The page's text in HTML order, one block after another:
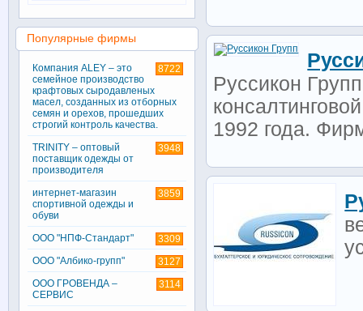
Руссикон
1992 года.
Популярные фирмы
8722
Компания ALEY – это
семейное производство
крафтовых сыродавленых
масел, созданных из отборных
семян и орехов, прошедших
строгий контроль качества.
3948
TRINITY – оптовый
поставщик одежды от
производителя
3859
интернет-магазин
спортивной одежды и
обуви
3309
ООО "НПФ-Стандарт"
3127
ООО "Албико-групп"
3114
ООО ГРОВЕНДА –
СЕРВИС